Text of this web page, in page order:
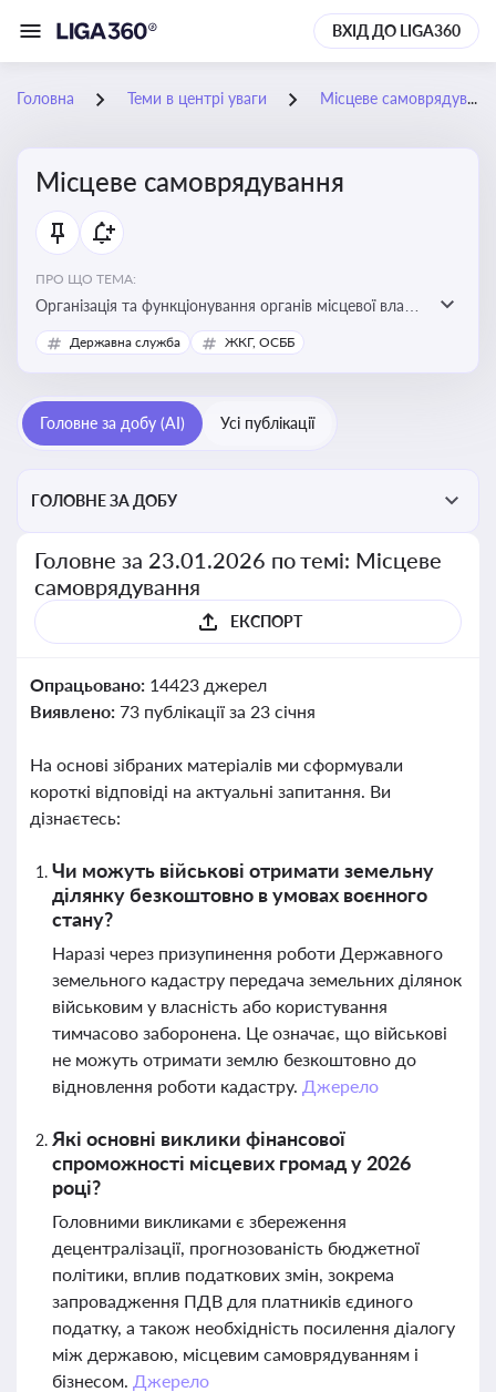
ВХІД ДО LIGA360
Головна Теми в центрі уваги Місцеве самоврядування
Місцеве самоврядування
ПРО ЩО ТЕМА:
Організація та функціонування органів місцевої влади,
які приймають рішення та здійснюють управлінські
функції на рівні місцевих громад (міст, сіл, селищ)
Державна служба ЖКГ, ОСББ
Головне за добу (AI) Усі публікації
ГОЛОВНЕ ЗА ДОБУ
Головне за 23.01.2026 по темі: Місцеве
самоврядування
ЕКСПОРТ
Опрацьовано: 14423 джерел
Виявлено: 73 публікації за 23 січня
На основі зібраних матеріалів ми сформували
короткі відповіді на актуальні запитання. Ви
дізнаєтесь:
Чи можуть військові отримати земельну
ділянку безкоштовно в умовах воєнного
стану?
Наразі через призупинення роботи Державного
земельного кадастру передача земельних ділянок
військовим у власність або користування
тимчасово заборонена. Це означає, що військові
не можуть отримати землю безкоштовно до
відновлення роботи кадастру. Джерело
Які основні виклики фінансової
спроможності місцевих громад у 2026
році?
Головними викликами є збереження
децентралізації, прогнозованість бюджетної
політики, вплив податкових змін, зокрема
запровадження ПДВ для платників єдиного
податку, а також необхідність посилення діалогу
між державою, місцевим самоврядуванням і
бізнесом. Джерело